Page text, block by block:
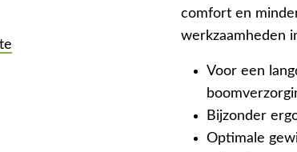
comfort en
werkzaamheden
Voor een
Bijzonder
Optimale